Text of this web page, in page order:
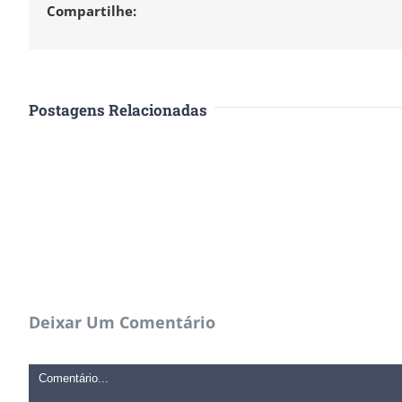
Compartilhe:
Postagens Relacionadas
Deixar Um Comentário
Comentário